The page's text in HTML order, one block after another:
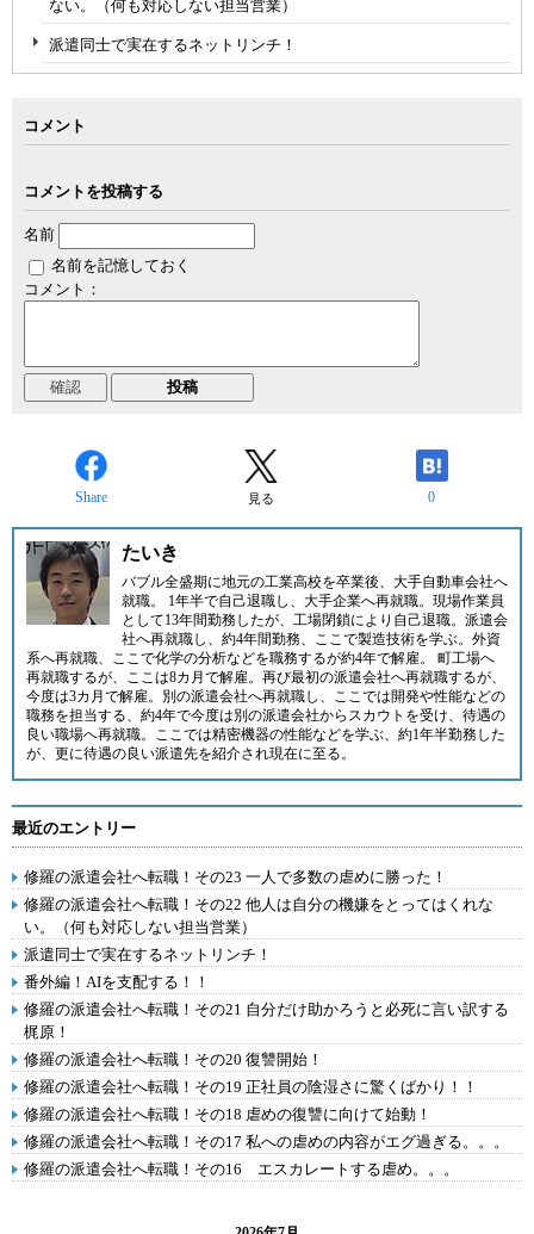
ない。（何も対応しない担当営業）
派遣同士で実在するネットリンチ！
コメント
コメントを投稿する
名前
名前を記憶しておく
コメント：
Share 見る 0
たいき
バブル全盛期に地元の工業高校を卒業後、大手自動車会社へ
就職。 1年半で自己退職し、大手企業へ再就職。現場作業員
として13年間勤務したが、工場閉鎖により自己退職。派遣会
社へ再就職し、約4年間勤務、ここで製造技術を学ぶ。外資
系へ再就職、ここで化学の分析などを職務するが約4年で解雇。 町工場へ
再就職するが、ここは8カ月で解雇。再び最初の派遣会社へ再就職するが、
今度は3カ月で解雇。別の派遣会社へ再就職し、ここでは開発や性能などの
職務を担当する、約4年で今度は別の派遣会社からスカウトを受け、待遇の
良い職場へ再就職。ここでは精密機器の性能などを学ぶ、約1年半勤務した
が、更に待遇の良い派遣先を紹介され現在に至る。
最近のエントリー
修羅の派遣会社へ転職！その23 一人で多数の虐めに勝った！
修羅の派遣会社へ転職！その22 他人は自分の機嫌をとってはくれな
い。（何も対応しない担当営業）
派遣同士で実在するネットリンチ！
番外編！AIを支配する！！
修羅の派遣会社へ転職！その21 自分だけ助かろうと必死に言い訳する
梶原！
修羅の派遣会社へ転職！その20 復讐開始！
修羅の派遣会社へ転職！その19 正社員の陰湿さに驚くばかり！！
修羅の派遣会社へ転職！その18 虐めの復讐に向けて始動！
修羅の派遣会社へ転職！その17 私への虐めの内容がエグ過ぎる。。。
修羅の派遣会社へ転職！その16 エスカレートする虐め。。。